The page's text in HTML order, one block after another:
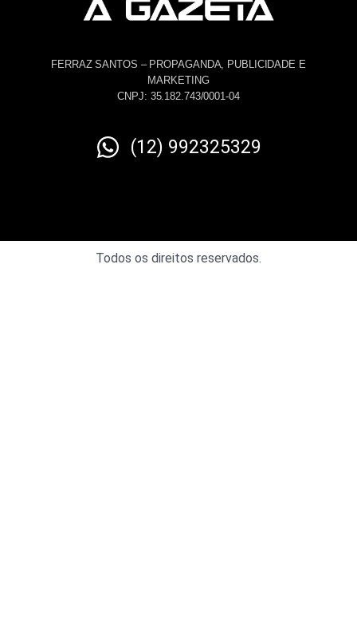
FERRAZ SANTOS – PROPAGANDA, PUBLICIDADE E
MARKETING
CNPJ: 35.182.743/0001-04
(12) 992325329
Todos os direitos reservados.